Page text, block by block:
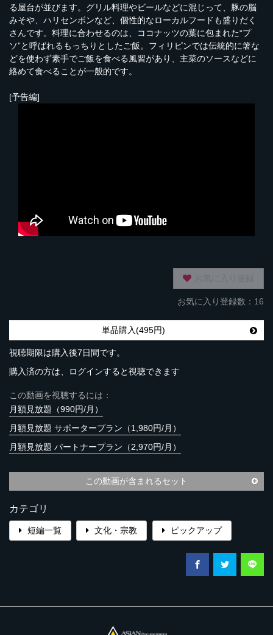
る屋台が並びます。グリル料理やビールなどに混じって、豚の脳
みそや、ハリセンボンなど、個性的なローカルフードも盛りだく
さんです。料理に合わせるのは、ココナッツの葉に包まれた“プ
ソ”と呼ばれるもっちりとしたご飯。フィリピンでは伝統的に箸な
どを使わず素手でご飯を食べる風習があり、主菜のソースなどに
絡めて食べることが一般的です。
[予告編]
お気に入り登録数：16
単品購入(495円)
視聴期限は購入後7日間です。
購入済の方は、ログインすると視聴できます
この動画を視聴するには：
月額見放題（990円/月）
月額見放題 サポータープラン（1,980円/月）
月額見放題 パートナープラン（2,970円/月）
この動画が含まれるセット
カテゴリ
短編一覧 文化・宗教 ピックアップ